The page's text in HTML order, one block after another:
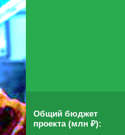
Общий бюджет
проекта (млн ₽):